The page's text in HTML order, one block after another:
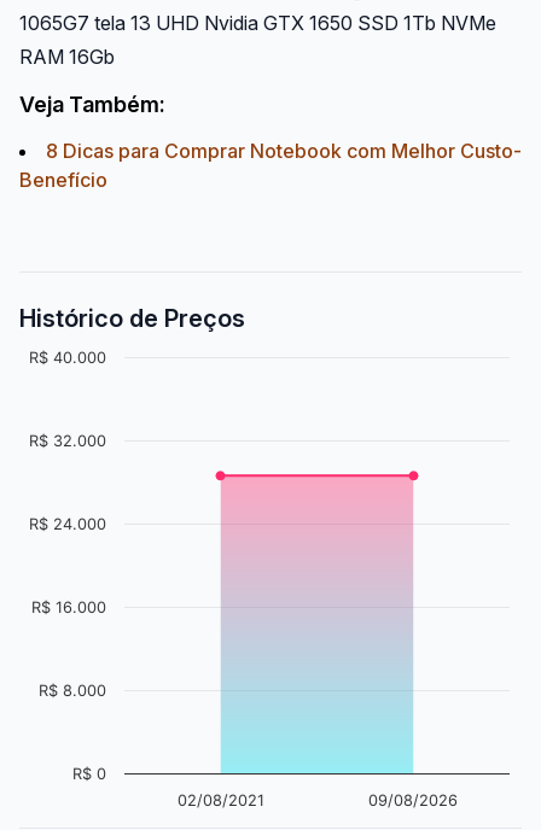
1065G7 tela 13 UHD Nvidia GTX 1650 SSD 1Tb NVMe
RAM 16Gb
Veja Também:
8 Dicas para Comprar Notebook com Melhor Custo-
Benefício
Histórico de Preços
02/08/2021 09/08/2026
R$ 0
R$ 8.000
R$ 16.000
R$ 24.000
R$ 32.000
R$ 40.000